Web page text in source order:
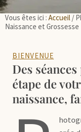
Vous êtes ici : Accueil /
Naissance et Grossesse
BIENVENUE
Des
étape de
naissance,